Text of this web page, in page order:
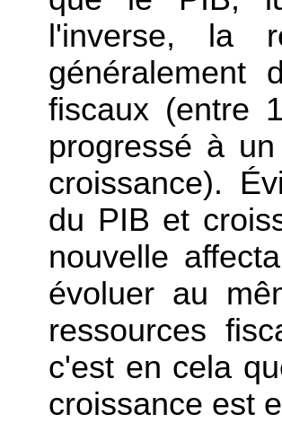
l'inverse, la
généralement
fiscaux (entre
progressé à
croissance).
du PIB et
nouvelle
évoluer au
ressources
c'est en cela
croissance est